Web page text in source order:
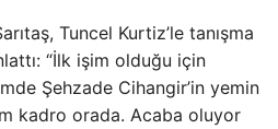
Tuncel Kurtiz’le tanışma
“İlk işim olduğu için
Şehzade Cihangir’in yemin
kadro orada. Acaba oluyor